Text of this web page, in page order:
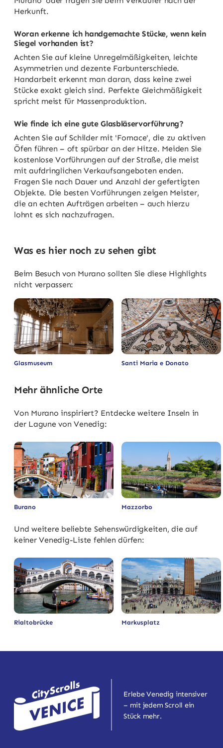
Herkunft.
Woran erkenne ich handgemachte Stücke, wenn kein
Siegel vorhanden ist?
Achten Sie auf kleine Unregelmäßigkeiten, leichte
Asymmetrien und dezente Farbunterschiede.
Handarbeit erkennt man daran, dass keine zwei
Stücke exakt gleich sind. Perfekte Gleichmäßigkeit
spricht meist für Massenproduktion.
Wie finde ich eine gute Glasbläservorführung?
Achten Sie auf Schilder mit 'Fornace', die zu aktiven
Öfen führen – oft spürbar an der Hitze. Meiden Sie
kostenlose Vorführungen auf der Straße, die meist
mit aufdringlichen Verkaufsangeboten enden.
Fragen Sie nach Dauer und Anzahl der gefertigten
Objekte. Die besten Vorführungen zeigen Meister,
die an echten Aufträgen arbeiten – auch hierzu
lohnt es sich nachzufragen.
Was es hier noch zu sehen gibt
Beim Besuch von Murano sollten Sie diese Highlights
nicht verpassen:
Glasmuseum Santi Maria e Donato
Mehr ähnliche Orte
Von Murano inspiriert? Entdecke weitere Inseln in
der Lagune von Venedig:
Burano Mazzorbo
Und weitere beliebte Sehenswürdigkeiten, die auf
keiner Venedig-Liste fehlen dürfen:
Rialtobrücke Markusplatz
Erlebe Venedig intensiver
– mit jedem Scroll ein
Stück mehr.